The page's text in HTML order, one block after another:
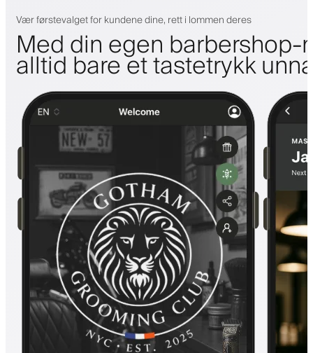
Vær førstevalget for kundene dine, rett i lommen deres
Med din egen
alltid bare et tastetrykk